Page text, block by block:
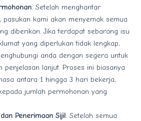
: Setelah menghantar
pasukan kami akan menyemak semua
diberikan. Jika terdapat sebarang isu
yang diperlukan tidak lengkap,
anda dengan segera untuk
penjelasan lanjut. Proses ini biasanya
antara 1 hingga 3 hari bekerja,
jumlah permohonan yang
Penerimaan Sijil: Setelah semua